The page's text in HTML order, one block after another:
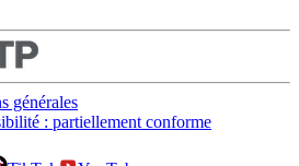
générales
: partiellement conforme